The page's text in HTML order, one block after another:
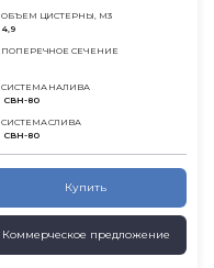
ОБЪЕМ ЦИСТЕРНЫ, М3
4,9
ПОПЕРЕЧНОЕ СЕЧЕНИЕ
СИСТЕМА НАЛИВА
СВН-80
СИСТЕМА СЛИВА
СВН-80
Купить
Коммерческое предложение